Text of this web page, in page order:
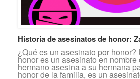
Historia de asesinatos de honor:
¿Qué es un asesinato por
honor es un asesinato en nombre
hermano asesina a su hermana
honor de la familia, es un